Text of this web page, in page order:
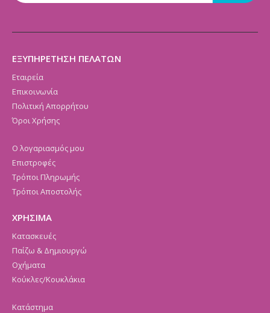
ΕΞΥΠΗΡΕΤΗΣΗ ΠΕΛΑΤΩΝ
Εταιρεία
Επικοινωνία
Πολιτική Απορρήτου
Όροι Χρήσης
Ο λογαριασμός μου
Επιστροφές
Τρόποι Πληρωμής
Τρόποι Αποστολής
ΧΡΗΣΙΜΑ
Κατασκευές
Παίζω & Δημιουργώ
Οχήματα
Κούκλες/Κουκλάκια
Κατάστημα